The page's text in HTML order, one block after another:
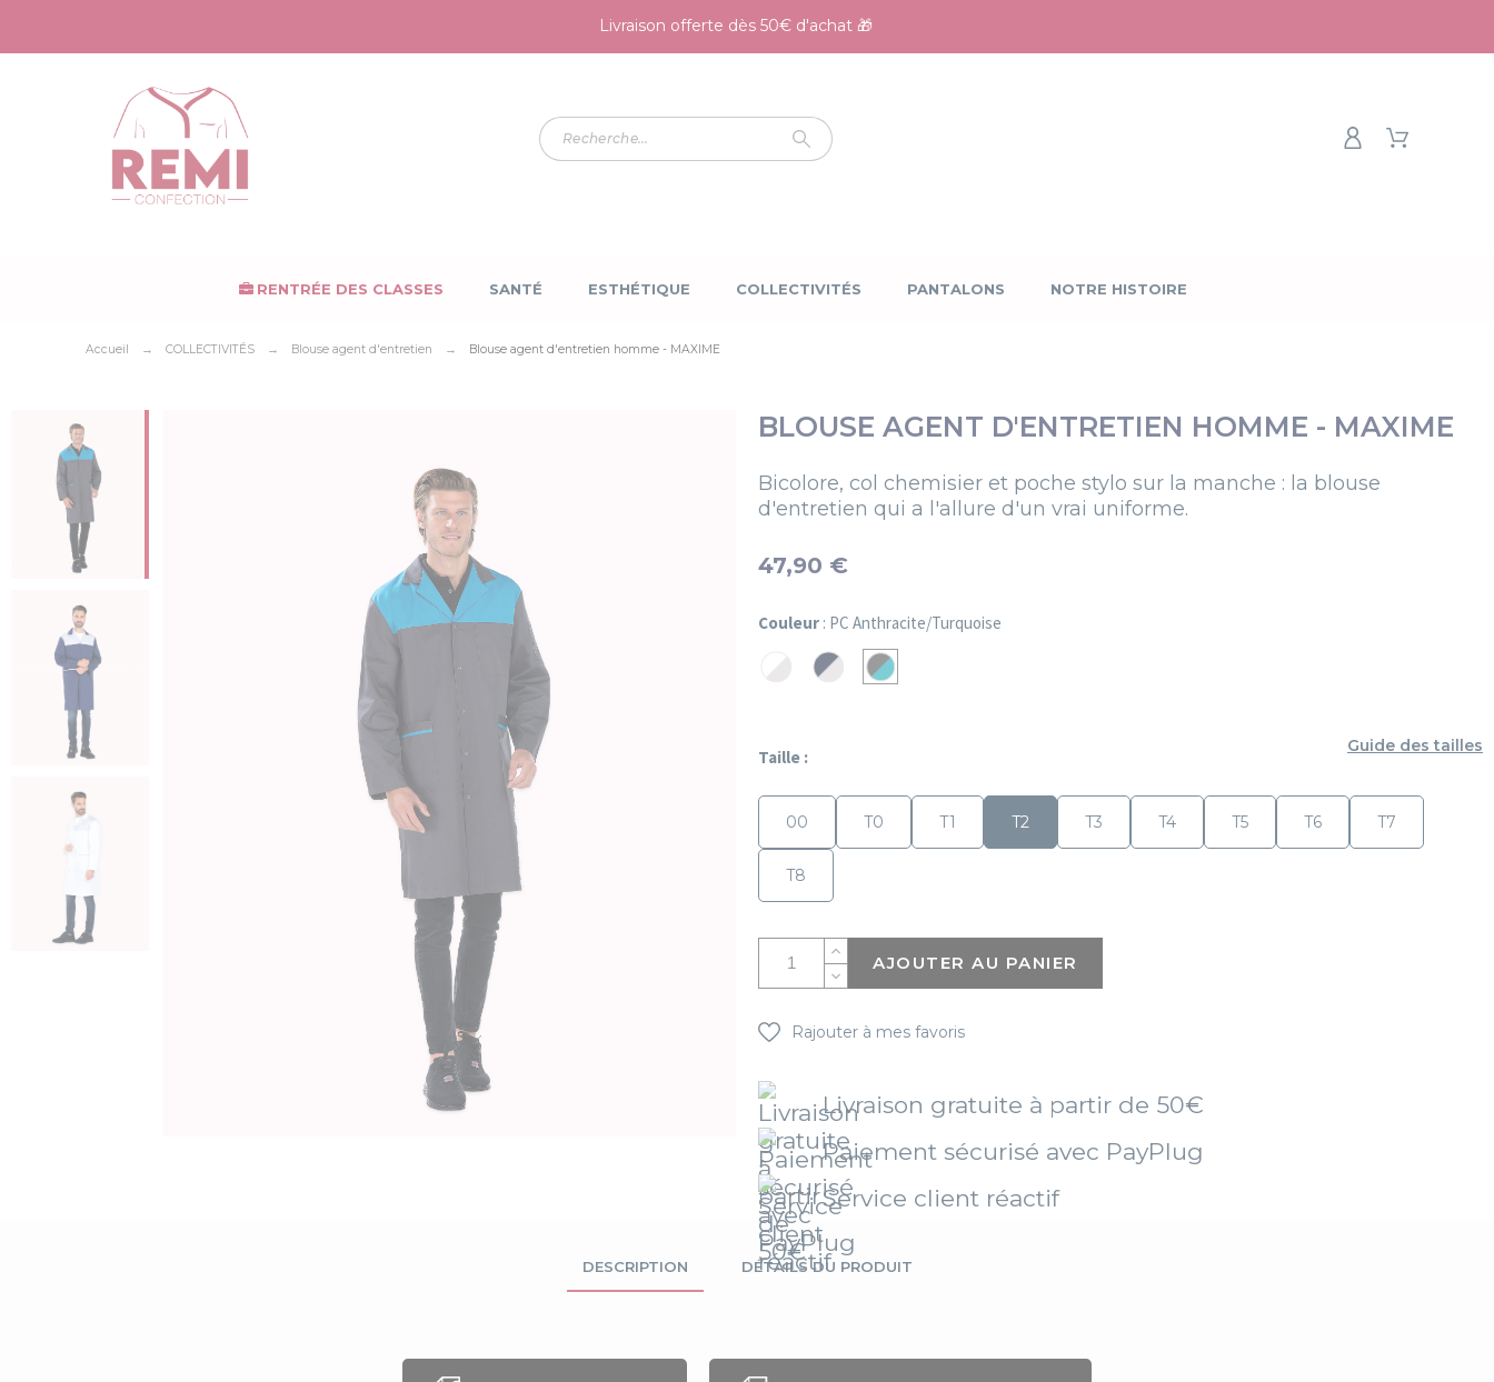
Livraison offerte dès 50€ d'achat 🎁
RENTRÉE DES CLASSES SANTÉ ESTHÉTIQUE COLLECTIVITÉS PANTALONS NOTRE HISTOIRE
Accueil COLLECTIVITÉS Blouse agent d'entretien Blouse agent d'entretien homme - MAXIME
BLOUSE AGENT D'ENTRETIEN HOMME - MAXIME
Bicolore, col chemisier et poche stylo sur la manche : la blouse
d'entretien qui a l'allure d'un vrai uniforme.
47,90 €
Couleur : PC Anthracite/Turquoise
PC
PC
Taille :
Guide des tailles
00 T0 T1 T2 T3 T4 T5 T6 T7
T8
AJOUTER AU PANIER
Rajouter à mes favoris
Livraison gratuite à partir de 50€
Paiement sécurisé avec PayPlug
Service client réactif
DESCRIPTION DÉTAILS DU PRODUIT